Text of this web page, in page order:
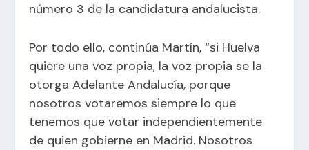
número 3 de la candidatura andalucista.
Por todo ello, continúa Martín, “si Huelva
quiere una voz propia, la voz propia se la
otorga Adelante Andalucía, porque
nosotros votaremos siempre lo que
tenemos que votar independientemente
de quien gobierne en Madrid. Nosotros